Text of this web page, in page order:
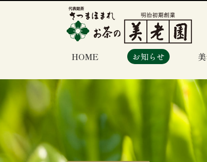
HOME お知らせ